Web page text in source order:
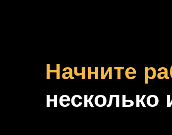
Начните
несколько